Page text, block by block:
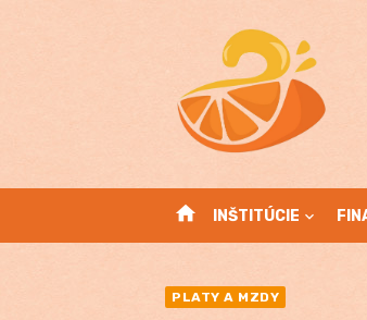
home INŠTITÚCIE
PLATY A MZDY